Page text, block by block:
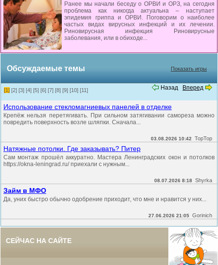
Ранее мы начали беседу о ОРВИ и ОРЗ, на сегодня
проблема как никогда актуальна – наступает
эпидемия гриппа и ОРВИ. Поговорим о наиболее
частых видах вирусных инфекций и их лечении.
Риновирусная инфекция Риновирусные
заболевания, или в обиходе...
Обсуждаемые темы Показать игры
Назад Вперед
[1] [2] [3] [4] [5] [6] [7] [8] [9] [10] [11]
Использование стекломагниевых панелей в отделке
Крепёж нельзя перетягивать. При сильном затягивании самореза можно
повредить поверхность возле шляпки. Сначала...
03.08.2026 10:42 TopTop
Натяжные потолки. Где заказывать? Питер
Сам монтаж прошёл аккуратно. Мастера Ленинградских окон и потолков
https://okna-leningrad.ru/ приехали с нужным...
08.07.2026 8:18 Shyrka
Займ в МФО
Да, уних быстро обычно одобрение приходит, что мне и нравится у них...
27.06.2026 21:05 Gorinich
СЕЙЧАС НА САЙТЕ